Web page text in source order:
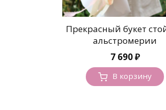
Прекрасный букет
альстромерии
7 690₽
В корзину